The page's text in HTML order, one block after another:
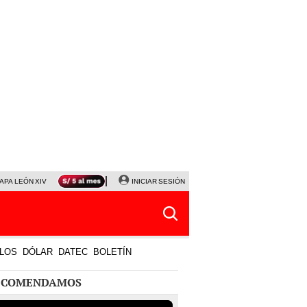
LEÓN XIV NALDY SALDAÑA LA BELLA LUZ
INICIAR SESIÓN
DÓLAR DATEC BOLETÍN